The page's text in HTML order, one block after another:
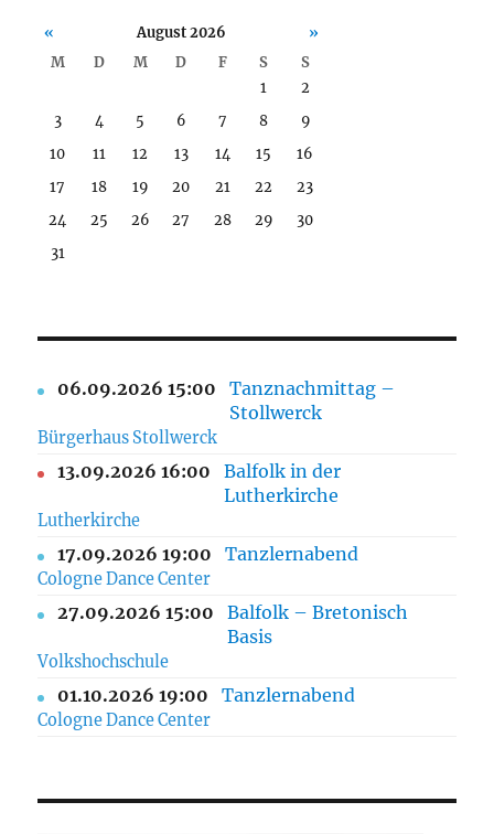
« August 2026
»
M
D M D F S
S
1
2
3
4 5 6 7 8
9
10
11 12 13 14 15
16
17
18 19 20 21 22
23
24
25 26 27 28 29
30
31
06.09.2026 15:00
Tanznachmittag –
Stollwerck
Bürgerhaus Stollwerck
13.09.2026 16:00
Balfolk in der
Lutherkirche
Lutherkirche
17.09.2026 19:00 Tanzlernabend
Cologne Dance Center
27.09.2026 15:00
Balfolk – Bretonisch
Basis
Volkshochschule
01.10.2026 19:00 Tanzlernabend
Cologne Dance Center